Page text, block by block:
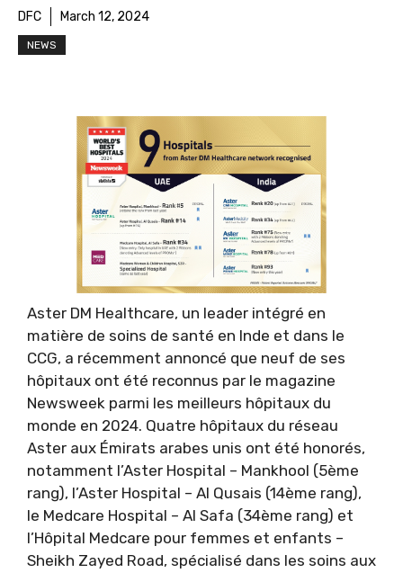
DFC March 12, 2024
NEWS
Aster DM Healthcare, un leader intégré en
matière de soins de santé en Inde et dans le
CCG, a récemment annoncé que neuf de ses
hôpitaux ont été reconnus par le magazine
Newsweek parmi les meilleurs hôpitaux du
monde en 2024. Quatre hôpitaux du réseau
Aster aux Émirats arabes unis ont été honorés,
notamment l’Aster Hospital – Mankhool (5ème
rang), l’Aster Hospital – Al Qusais (14ème rang),
le Medcare Hospital – Al Safa (34ème rang) et
l’Hôpital Medcare pour femmes et enfants –
Sheikh Zayed Road, spécialisé dans les soins aux